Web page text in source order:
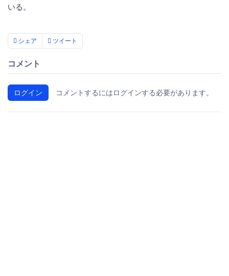
いる。
シェア ツイート
コメント
ログイン コメントするにはログインする必要があります。